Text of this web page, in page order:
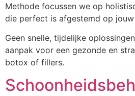
Methode focussen we op
die perfect is afgestemd op
Geen snelle, tijdelijke
aanpak voor een gezonde en
botox of fillers.